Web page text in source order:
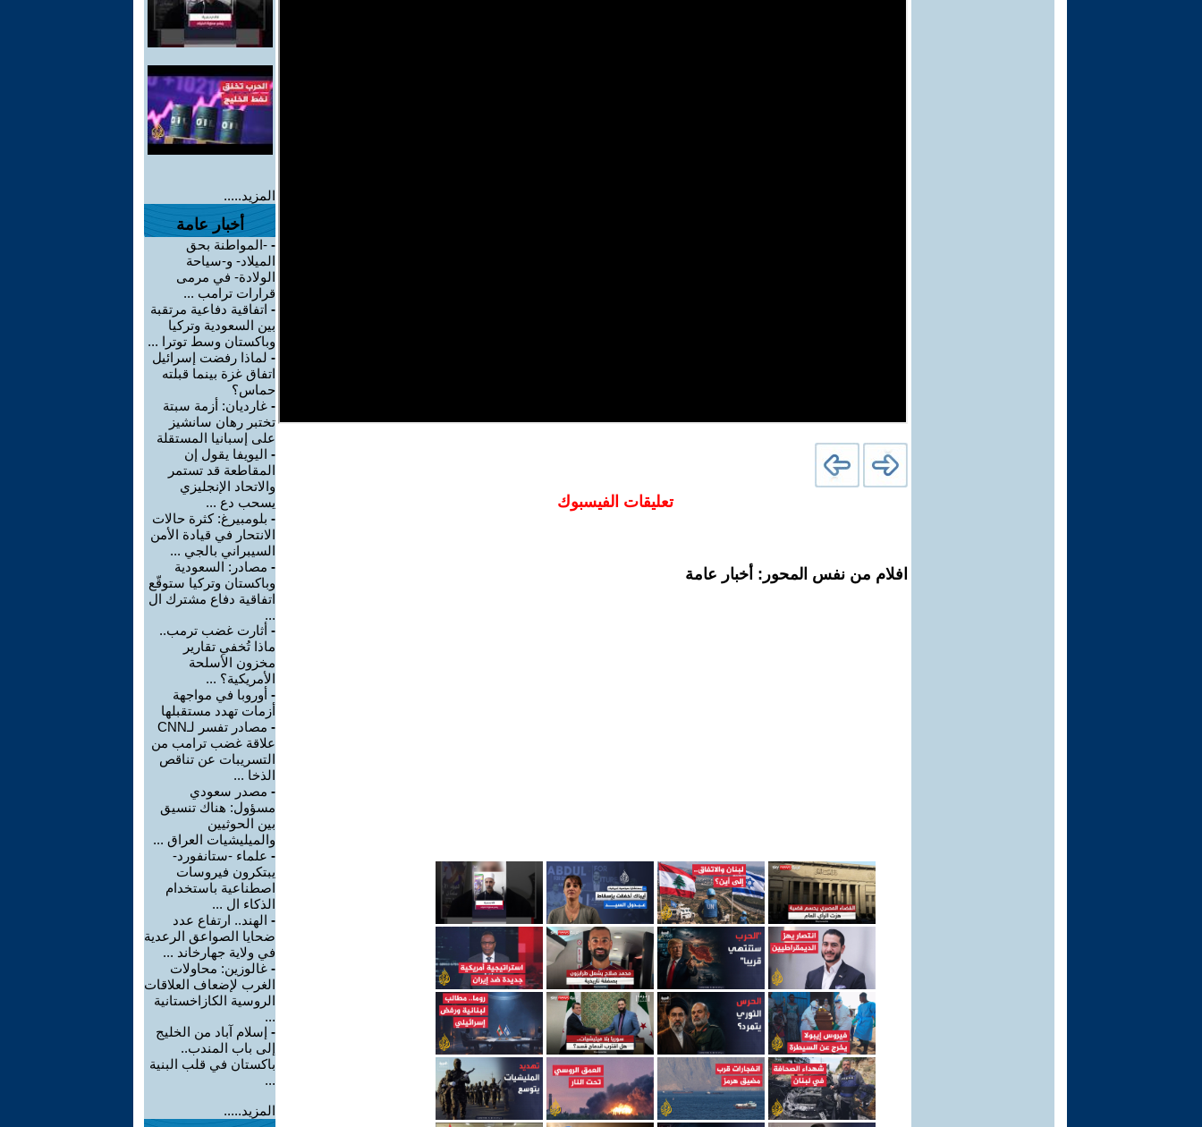
تعليقات الفيسبوك
افلام من نفس المحور: أخبار عامة
المزيد.....
أخبار عامة
- -المواطنة بحق
الميلاد- و-سياحة
الولادة- في مرمى
قرارات ترامب ...
- اتفاقية دفاعية مرتقبة
بين السعودية وتركيا
وباكستان وسط توترا ...
- لماذا رفضت إسرائيل
اتفاق غزة بينما قبلته
حماس؟
- غارديان: أزمة سبتة
تختبر رهان سانشيز
على إسبانيا المستقلة
- اليويفا يقول إن
المقاطعة قد تستمر
والاتحاد الإنجليزي
يسحب دع ...
- بلومبيرغ: كثرة حالات
الانتحار في قيادة الأمن
السيبراني بالجي ...
- مصادر: السعودية
وباكستان وتركيا ستوقّع
اتفاقية دفاع مشترك ال
...
- أثارت غضب ترمب..
ماذا تُخفي تقارير
مخزون الأسلحة
الأمريكية؟ ...
- أوروبا في مواجهة
أزمات تهدد مستقبلها
-
مصادر تفسر لـCNN
علاقة غضب ترامب من
التسريبات عن تناقص
الذخا ...
- مصدر سعودي
مسؤول: هناك تنسيق
بين الحوثيين
والميليشيات العراق ...
- علماء -ستانفورد-
يبتكرون فيروسات
اصطناعية باستخدام
الذكاء ال ...
- الهند.. ارتفاع عدد
ضحايا الصواعق الرعدية
في ولاية جهارخاند ...
- غالوزين: محاولات
الغرب لإضعاف العلاقات
الروسية الكازاخستانية
...
- إسلام آباد من الخليج
إلى باب المندب..
باكستان في قلب البنية
...
المزيد.....